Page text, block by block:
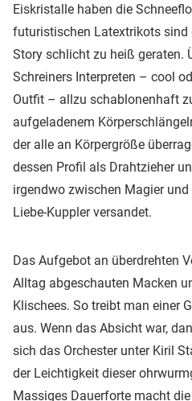
Eiskristalle haben die
futuristischen Latextrikots sind
Story schlicht zu heiß geraten.
Schreiners Interpreten – cool
Outfit – allzu schablonenhaft
aufgeladenem
der alle an Körpergröße
dessen Profil als Drahtzieher
irgendwo zwischen Magier
Liebe-Kuppler versandet.
Das Aufgebot an überdrehten
Alltag abgeschauten Macken
Klischees. So treibt man einer
aus. Wenn das Absicht war,
sich das Orchester unter Kiril
der Leichtigkeit dieser
Massiges Dauerforte macht